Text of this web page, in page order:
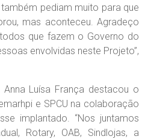
pediam muito para que
mas aconteceu. Agradeço
que fazem o Governo do
envolvidas neste Projeto”,
Luísa França destacou o
e SPCU na colaboração
implantado. “Nos juntamos
Rotary, OAB, Sindlojas, a